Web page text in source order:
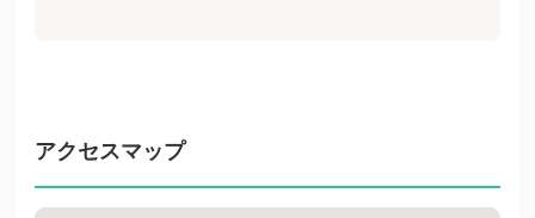
アクセスマップ